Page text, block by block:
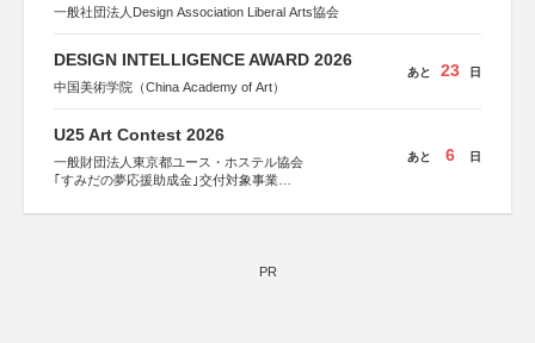
一般社団法人Design Association Liberal Arts協会
DESIGN INTELLIGENCE AWARD 2026
中国美術学院（China Academy of Art）
あと 23 日
U25 Art Contest 2026
一般財団法人東京都ユース・ホステル協会
｢すみだの夢応援助成金｣交付対象事業
あと 6 日
PR